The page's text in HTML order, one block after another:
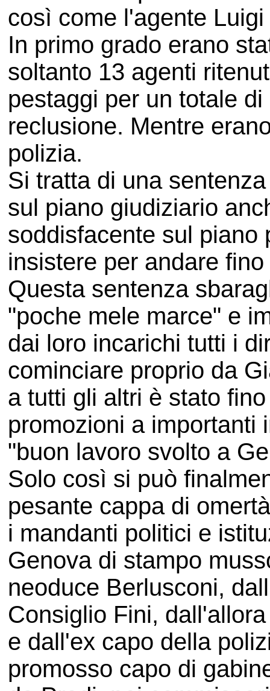
così come l'agente
In primo grado erano
soltanto 13 agenti
pestaggi per un totale
reclusione. Mentre
polizia.
Si tratta di una
sul piano giudiziario
soddisfacente sul piano
insistere per andare
Questa sentenza
"poche mele marce" e
dai loro incarichi tutti i
cominciare proprio da
a tutti gli altri è stato
promozioni a importanti
"buon lavoro svolto a
Solo così si può
pesante cappa di
i mandanti politici e
Genova di stampo
neoduce Berlusconi,
Consiglio Fini,
e dall'ex capo della
promosso capo di